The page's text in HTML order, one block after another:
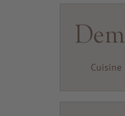
Cuisine